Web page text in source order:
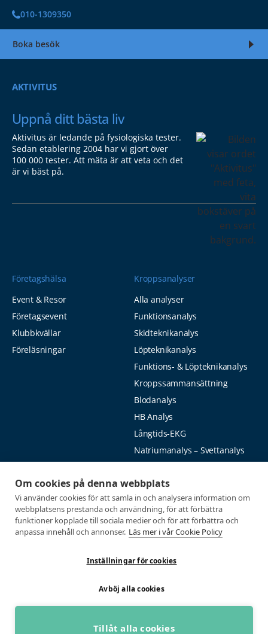
Om cookies på denna webbplats
Vi använder cookies för att samla in och analysera information om
webbplatsens prestanda och användning, för att förbättra
funktioner kopplade till sociala medier och för att förbättra och
anpassa innehåll och annonser. Läs mer i vår Cookie Policy
Inställningar för cookies
Avböj alla cookies
Tillåt alla cookies
010-1309350
Boka besök
AKTIVITUS
Uppnå ditt bästa liv
Aktivitus är ledande på fysiologiska tester.
Sedan etablering 2004 har vi gjort över
100 000 tester. Att mäta är att veta och det
är vi bäst på.
Företagshälsa
Event & Resor
Företagsevent
Klubbkvällar
Föreläsningar
Kroppsanalyser
Alla analyser
Funktionsanalys
Skidteknikanalys
Löpteknikanalys
Funktions- & Löpteknikanalys
Kroppssammansättning
Blodanalys
HB Analys
Långtids-EKG
Natriumanalys – Svettanalys
Fysiologiska tester
Alla tester
Tröskeltest cykel
Tröskeltest löpning
Tröskeltest triathlon (cykel +
Tröskeltest Duo
Medlemmar
Mina sidor
Vanliga frågor
AUTOGIRO